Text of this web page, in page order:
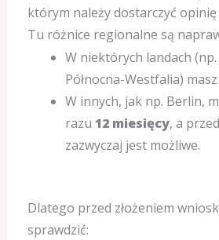
którym należy dostarczyć opinię
Tu różnice regionalne są
W niektórych landach
Północna-Westfalia)
W innych, jak np. Berlin,
razu 12 miesięcy, a
zazwyczaj jest możliwe.
Dlatego przed złożeniem
sprawdzić: